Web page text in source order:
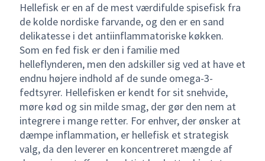
Hellefisk er en af de mest værdifulde spisefisk fra
de kolde nordiske farvande, og den er en sand
delikatesse i det antiinflammatoriske køkken.
Som en fed fisk er den i familie med
helleflynderen, men den adskiller sig ved at have et
endnu højere indhold af de sunde omega-3-
fedtsyrer. Hellefisken er kendt for sit snehvide,
møre kød og sin milde smag, der gør den nem at
integrere i mange retter. For enhver, der ønsker at
dæmpe inflammation, er hellefisk et strategisk
valg, da den leverer en koncentreret mængde af